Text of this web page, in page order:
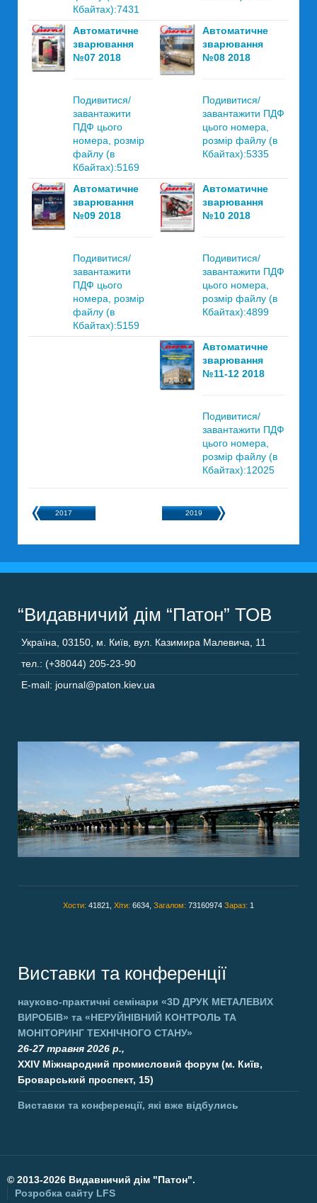
Кбайтах):7431
Автоматичне
зварювання
№07 2018
Подивитися/
завантажити
ПДФ цього
номера, розмір
файлу (в
Кбайтах):5169
Автоматичне
зварювання
№08 2018
Подивитися/
завантажити ПДФ
цього номера,
розмір файлу (в
Кбайтах):5335
Автоматичне
зварювання
№09 2018
Подивитися/
завантажити
ПДФ цього
номера, розмір
файлу (в
Кбайтах):5159
Автоматичне
зварювання
№10 2018
Подивитися/
завантажити ПДФ
цього номера,
розмір файлу (в
Кбайтах):4899
Автоматичне
зварювання
№11-12 2018
Подивитися/
завантажити ПДФ
цього номера,
розмір файлу (в
Кбайтах):12025
2017 2019
“Видавничий дім “Патон” ТОВ
Україна 03150 м. Київ, вул. Казимира Малевича, 11
тел.: (+38044) 205-23-90
E-mail: journal@paton.kiev.ua
Хости: 41821, Хіти: 6634, Загалом: 73160974 Зараз: 1
Виставки та конференції
науково-практичні семінари «3D ДРУК МЕТАЛЕВИХ
ВИРОБІВ» та «НЕРУЙНІВНИЙ КОНТРОЛЬ ТА
МОНІТОРИНГ ТЕХНІЧНОГО СТАНУ»
26-27 травня 2026 р.,
XXIV Міжнародний промисловий форум (м. Київ,
Броварський проспект, 15)
Виставки та конференції, які вже відбулись
© 2013-2026 Видавничий дім "Патон".
Розробка сайту LFS